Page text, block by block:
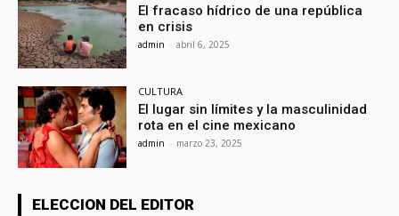
El fracaso hídrico de una república
en crisis
admin - abril 6, 2025
CULTURA
El lugar sin límites y la masculinidad
rota en el cine mexicano
admin - marzo 23, 2025
ELECCION DEL EDITOR